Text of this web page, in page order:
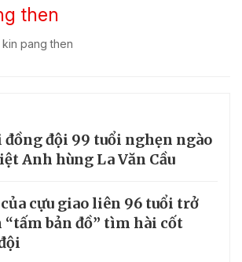
then
pang then
đồng đội 99 tuổi nghẹn ngào
Anh hùng La Văn Cầu
cựu giao liên 96 tuổi trở
bản đồ” tìm hài cốt